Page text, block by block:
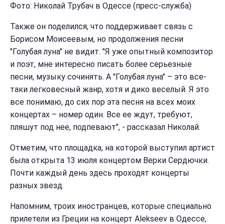
Фото: Николай Трубач в Одессе (пресс-служба)
Также он поделился, что поддерживает связь с
Борисом Моисеевым, но продолжения песни
"Голубая луна" не видит. "Я уже опытный композитор
и поэт, мне интересно писать более серьезные
песни, музыку сочинять. А "Голубая луна" – это все-
таки легковесный жанр, хотя и дико веселый. Я это
все понимаю, до сих пор эта песня на всех моих
концертах – номер один. Все ее ждут, требуют,
пляшут под нее, подпевают", - рассказал Николай.
Отметим, что площадка, на которой выступил артист
была открыта 13 июля концертом Верки Сердючки.
Почти каждый день здесь проходят концерты
разных звезд.
Напомним, троих иностранцев, которые специально
прилетели из Греции на концерт Alekseev в Одессе,